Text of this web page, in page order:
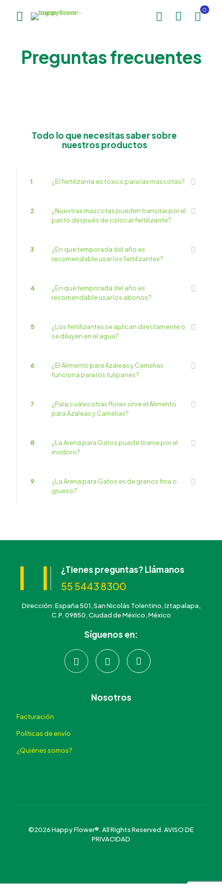
0
Preguntas frecuentes
Todo lo que necesitas saber sobre
nuestros productos
1 ¿El fertilizante es tóxico para las mascotas?
2
¿Nuestras mascotas pueden transitar por el
pasto después de colocar fertilizante?
3
¿En que temporada del año es
recomendable usar los fertilizantes?
4
¿En que temporada del año es
recomendable usar los abonos?
5
¿Los fertilizantes se aplican directamente o
se diluyen en el agua?
6
¿El Alimento para Azaleas y Camelias
funciona para los tulipanes?
7
¿Para cuáles otras flores sirve el Alimento
para Azaleas y Camelias?
8
¿La Arena para Gatos puede tirarse por el
inodoro?
9
¿La Arena para Gatos es de granos fina o
grueso?
¿Tienes preguntas? Llámanos
55 5443 8300
Dirección: España 501, San Nicolás Tolentino, Iztapalapa,
C.P. 09850, Ciudad de México, México
Síguenos en:
Nosotros
Facturación
Políticas de envío
¿Quiénes somos?
©2026 Happy Flower®. All Rights Reserved.AVISO DE
PRIVACIDAD